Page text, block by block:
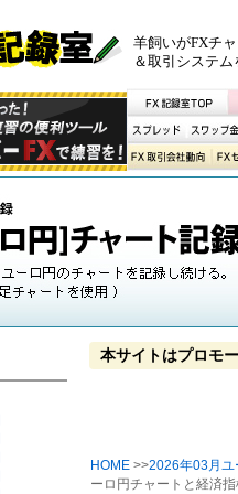
羊飼いがFXチ
＆取引システム
本サイトはプロモ
HOME >>2026年03月ユ
ーロ円チャートと経済